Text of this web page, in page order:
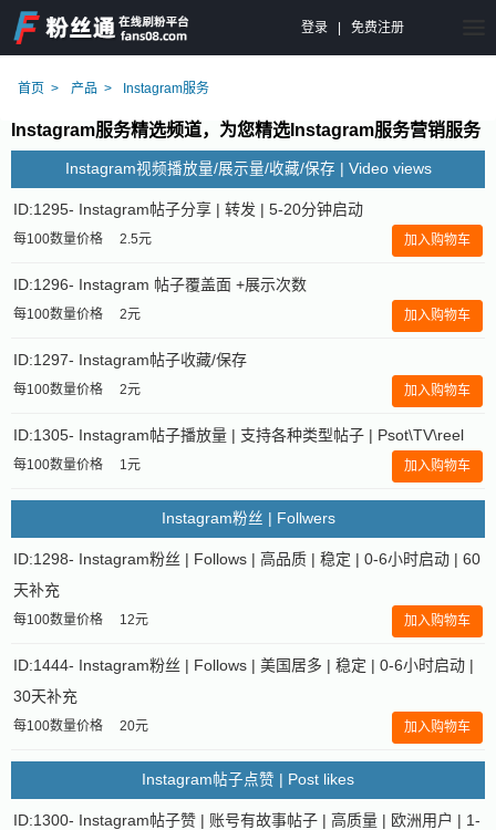
登录 免费注册
首页 产品 Instagram服务
Instagram服务精选频道，为您精选Instagram服务营销服务
Instagram视频播放量/展示量/收藏/保存 | Video views
ID:1295- Instagram帖子分享 | 转发 | 5-20分钟启动
每100数量价格 2.5元 加入购物车
ID:1296- Instagram 帖子覆盖面 +展示次数
每100数量价格 2元 加入购物车
ID:1297- Instagram帖子收藏/保存
每100数量价格 2元 加入购物车
ID:1305- Instagram帖子播放量 | 支持各种类型帖子 | Psot\TV\reel
每100数量价格 1元 加入购物车
Instagram粉丝 | Follwers
ID:1298- Instagram粉丝 | Follows | 高品质 | 稳定 | 0-6小时启动 | 60
天补充
每100数量价格 12元 加入购物车
ID:1444- Instagram粉丝 | Follows | 美国居多 | 稳定 | 0-6小时启动 |
30天补充
每100数量价格 20元 加入购物车
Instagram帖子点赞 | Post likes
ID:1300- Instagram帖子赞 | 账号有故事帖子 | 高质量 | 欧洲用户 | 1-